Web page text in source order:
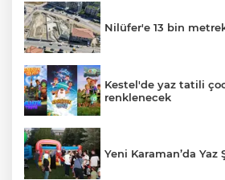
Nilüfer'e 13 bin
Kestel'de yaz tatili
renklenecek
Yeni Karaman’da Yaz